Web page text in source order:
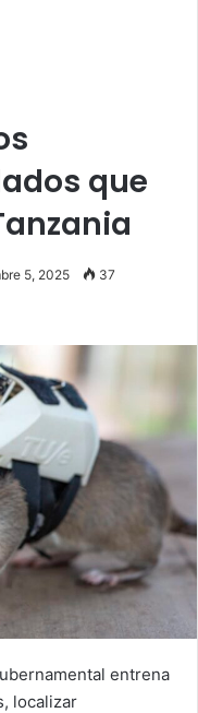
que
5, 2025 37
entrena
localizar